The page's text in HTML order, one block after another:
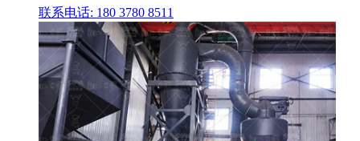
联系电话: 180 3780 8511